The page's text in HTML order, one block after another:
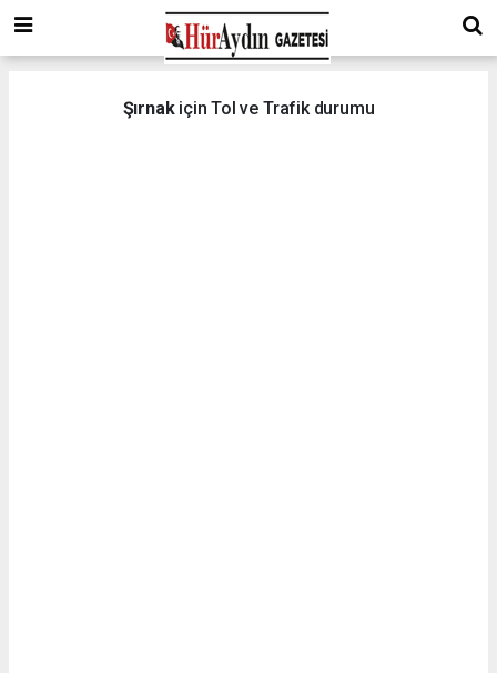
Şırnak için Tol ve Trafik durumu